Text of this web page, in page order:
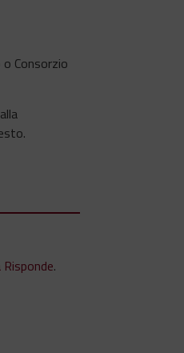
Consorzio
.